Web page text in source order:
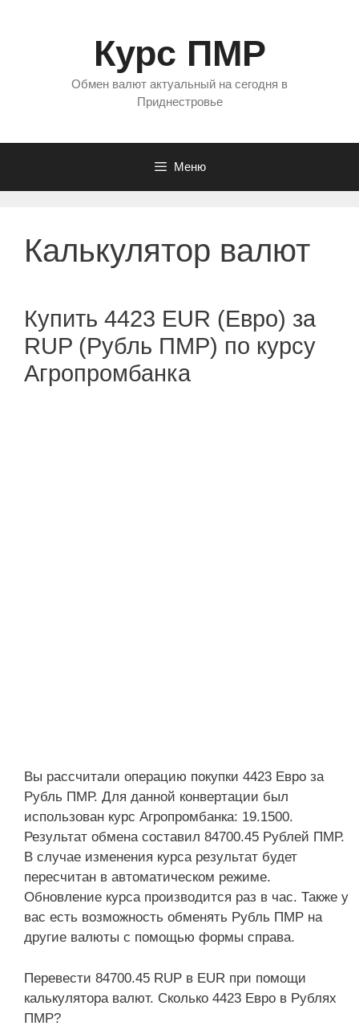
Курс ПМР
Обмен валют актуальный на сегодня в
Приднестровье
Меню
Калькулятор валют
Купить 4423 EUR (Евро) за
RUP (Рубль ПМР) по курсу
Агропромбанка
Вы рассчитали операцию покупки 4423 Евро за
Рубль ПМР. Для данной конвертации был
использован курс Агропромбанка: 19.1500.
Результат обмена составил 84700.45 Рублей ПМР.
В случае изменения курса результат будет
пересчитан в автоматическом режиме.
Обновление курса производится раз в час. Также у
вас есть возможность обменять Рубль ПМР на
другие валюты с помощью формы справа.
Перевести 84700.45 RUP в EUR при помощи
калькулятора валют. Сколько 4423 Евро в Рублях
ПМР?